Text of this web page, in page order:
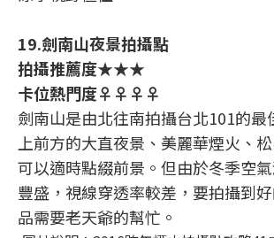
19.劍南山夜景拍攝點
拍攝推薦度★★★
卡位熱門度♀♀♀♀
劍南山是由北往南拍攝台北101的最
上前方的大直夜景、美麗華煙火、
可以適時點綴前景。但由於冬季空
豐盛，視線穿透率較差，要拍攝到
品需要老天爺的幫忙。